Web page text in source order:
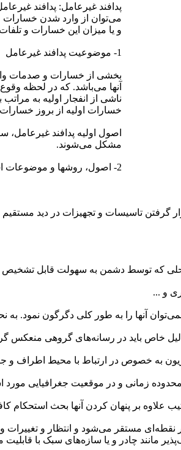
پدافند غیرعامل: پدافند
می‌توان از وارد شدن خسارات
و یا میزان این خسارات و
1- موضوعیت پدافند غیرعامل
بخشی از خسارات و صدمات
آنها می‌باشد. که در لحظه
ناشی از انفجار اولیه به
خسارات اولیه از بروز خسارات
اصول اولیه پدافند غیرعامل،
مشکل می‌شوند.
2- اصول، روشها و موضوعات اساسی در مبحث پدافند غیرعامل
قرار گرفتن تاسیسات و تجهیزات در دید
که توسط دشمن به سهولت قابل تشخیص
و ...
آنها را به طور کلی دگرگون نمود. به
خاص باید در رسانه‌های گروهی منعکس
به خصوص در ارتباط با محیط اطراف و
زمانی و در موقعیت جغرافیایی مورد
علاوه بر پنهان کردن آنها بحث
مستقر می‌شود و انتظار و تغییرات
مانند چادر و یا سازه‌های سبک با